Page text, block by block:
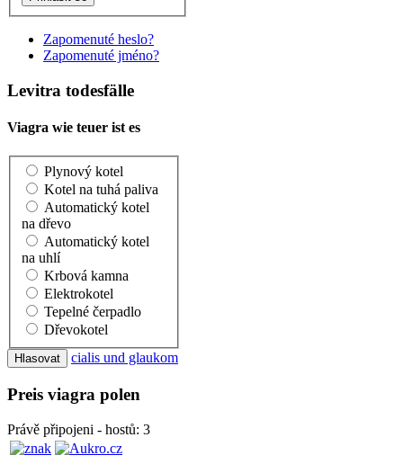
Zapomenuté heslo?
Zapomenuté jméno?
Levitra todesfälle
Viagra wie teuer ist es
Plynový kotel
Kotel na tuhá paliva
Automatický kotel
na dřevo
Automatický kotel
na uhlí
Krbová kamna
Elektrokotel
Tepelné čerpadlo
Dřevokotel
cialis und glaukom
Preis viagra polen
Právě připojeni - hostů: 3